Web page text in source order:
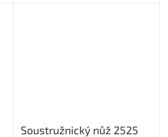
Soustružnický nůž 2525